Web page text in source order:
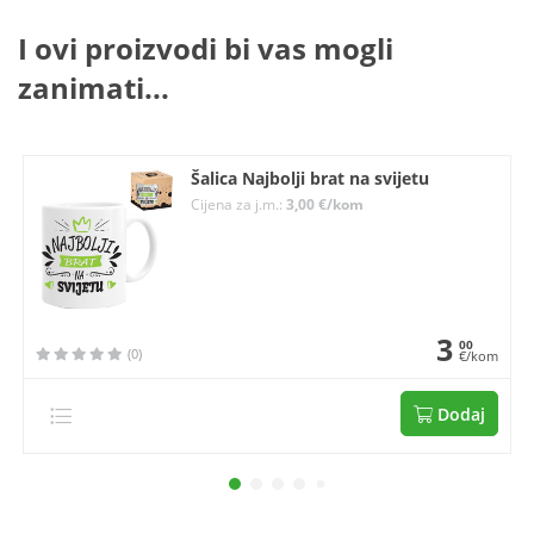
I ovi proizvodi bi vas mogli
zanimati...
Šalica Najbolji brat na svijetu
Cijena za j.m.:3,00 €/kom
(0) 3 00
€/kom
Dodaj